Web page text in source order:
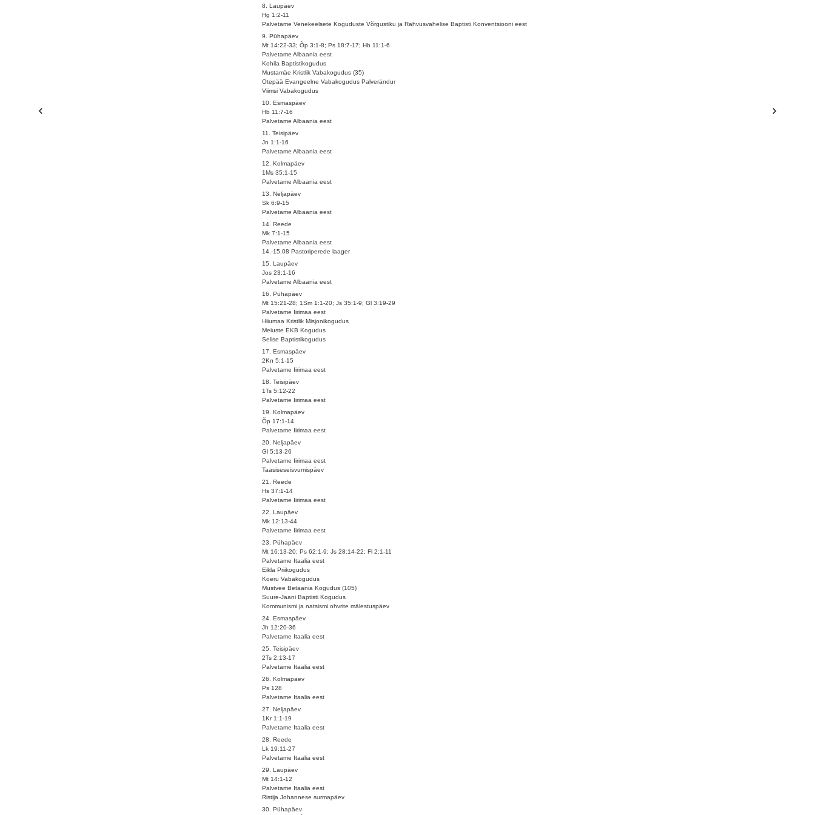
8. Laupäev
Hg 1:2-11
Palvetame Venekeelsete Koguduste Võrgustiku ja Rahvusvahelise Baptisti Konventsiooni eest
9. Pühapäev
Mt 14:22-33; Õp 3:1-8; Ps 18:7-17; Hb 11:1-6
Palvetame Albaania eest
Kohila Baptistikogudus
Mustamäe Kristlik Vabakogudus (35)
Otepää Evangeelne Vabakogudus Palverändur
Viimsi Vabakogudus
10. Esmaspäev
Hb 11:7-16
Palvetame Albaania eest
11. Teisipäev
Jn 1:1-16
Palvetame Albaania eest
12. Kolmapäev
1Ms 35:1-15
Palvetame Albaania eest
13. Neljapäev
Sk 6:9-15
Palvetame Albaania eest
14. Reede
Mk 7:1-15
Palvetame Albaania eest
14.-15.08 Pastoriperede laager
15. Laupäev
Jos 23:1-16
Palvetame Albaania eest
16. Pühapäev
Mt 15:21-28; 1Sm 1:1-20; Js 35:1-9; Gl 3:19-29
Palvetame Iirimaa eest
Hiiumaa Kristlik Misjonikogudus
Meiuste EKB Kogudus
Selise Baptistikogudus
17. Esmaspäev
2Kn 5:1-15
Palvetame Iirimaa eest
18. Teisipäev
1Ts 5:12-22
Palvetame Iirimaa eest
19. Kolmapäev
Õp 17:1-14
Palvetame Iirimaa eest
20. Neljapäev
Gl 5:13-26
Palvetame Iirimaa eest
Taasiseseisvumispäev
21. Reede
Hs 37:1-14
Palvetame Iirimaa eest
22. Laupäev
Mk 12:13-44
Palvetame Iirimaa eest
23. Pühapäev
Mt 16:13-20; Ps 62:1-9; Js 28:14-22; Fl 2:1-11
Palvetame Itaalia eest
Eikla Priikogudus
Koeru Vabakogudus
Mustvee Betaania Kogudus (105)
Suure-Jaani Baptisti Kogudus
Kommunismi ja natsismi ohvrite mälestuspäev
24. Esmaspäev
Jh 12:20-36
Palvetame Itaalia eest
25. Teisipäev
2Ts 2:13-17
Palvetame Itaalia eest
26. Kolmapäev
Ps 128
Palvetame Itaalia eest
27. Neljapäev
1Kr 1:1-19
Palvetame Itaalia eest
28. Reede
Lk 19:11-27
Palvetame Itaalia eest
29. Laupäev
Mt 14:1-12
Palvetame Itaalia eest
Ristija Johannese surmapäev
30. Pühapäev